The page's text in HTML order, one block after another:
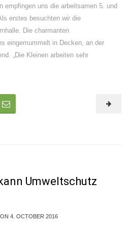
empfingen uns die arbeitsamen 5. und
erstes besuchten wir die
Die charmanten
eingemummelt in Decken, an der
„Die Kleinen arbeiten sehr
Umweltschutz
ON 4. OCTOBER 2016